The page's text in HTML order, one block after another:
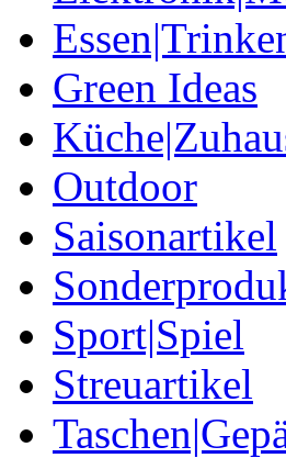
Green Ideas
Outdoor
Saisonartikel
Sport|Spiel
Streuartikel